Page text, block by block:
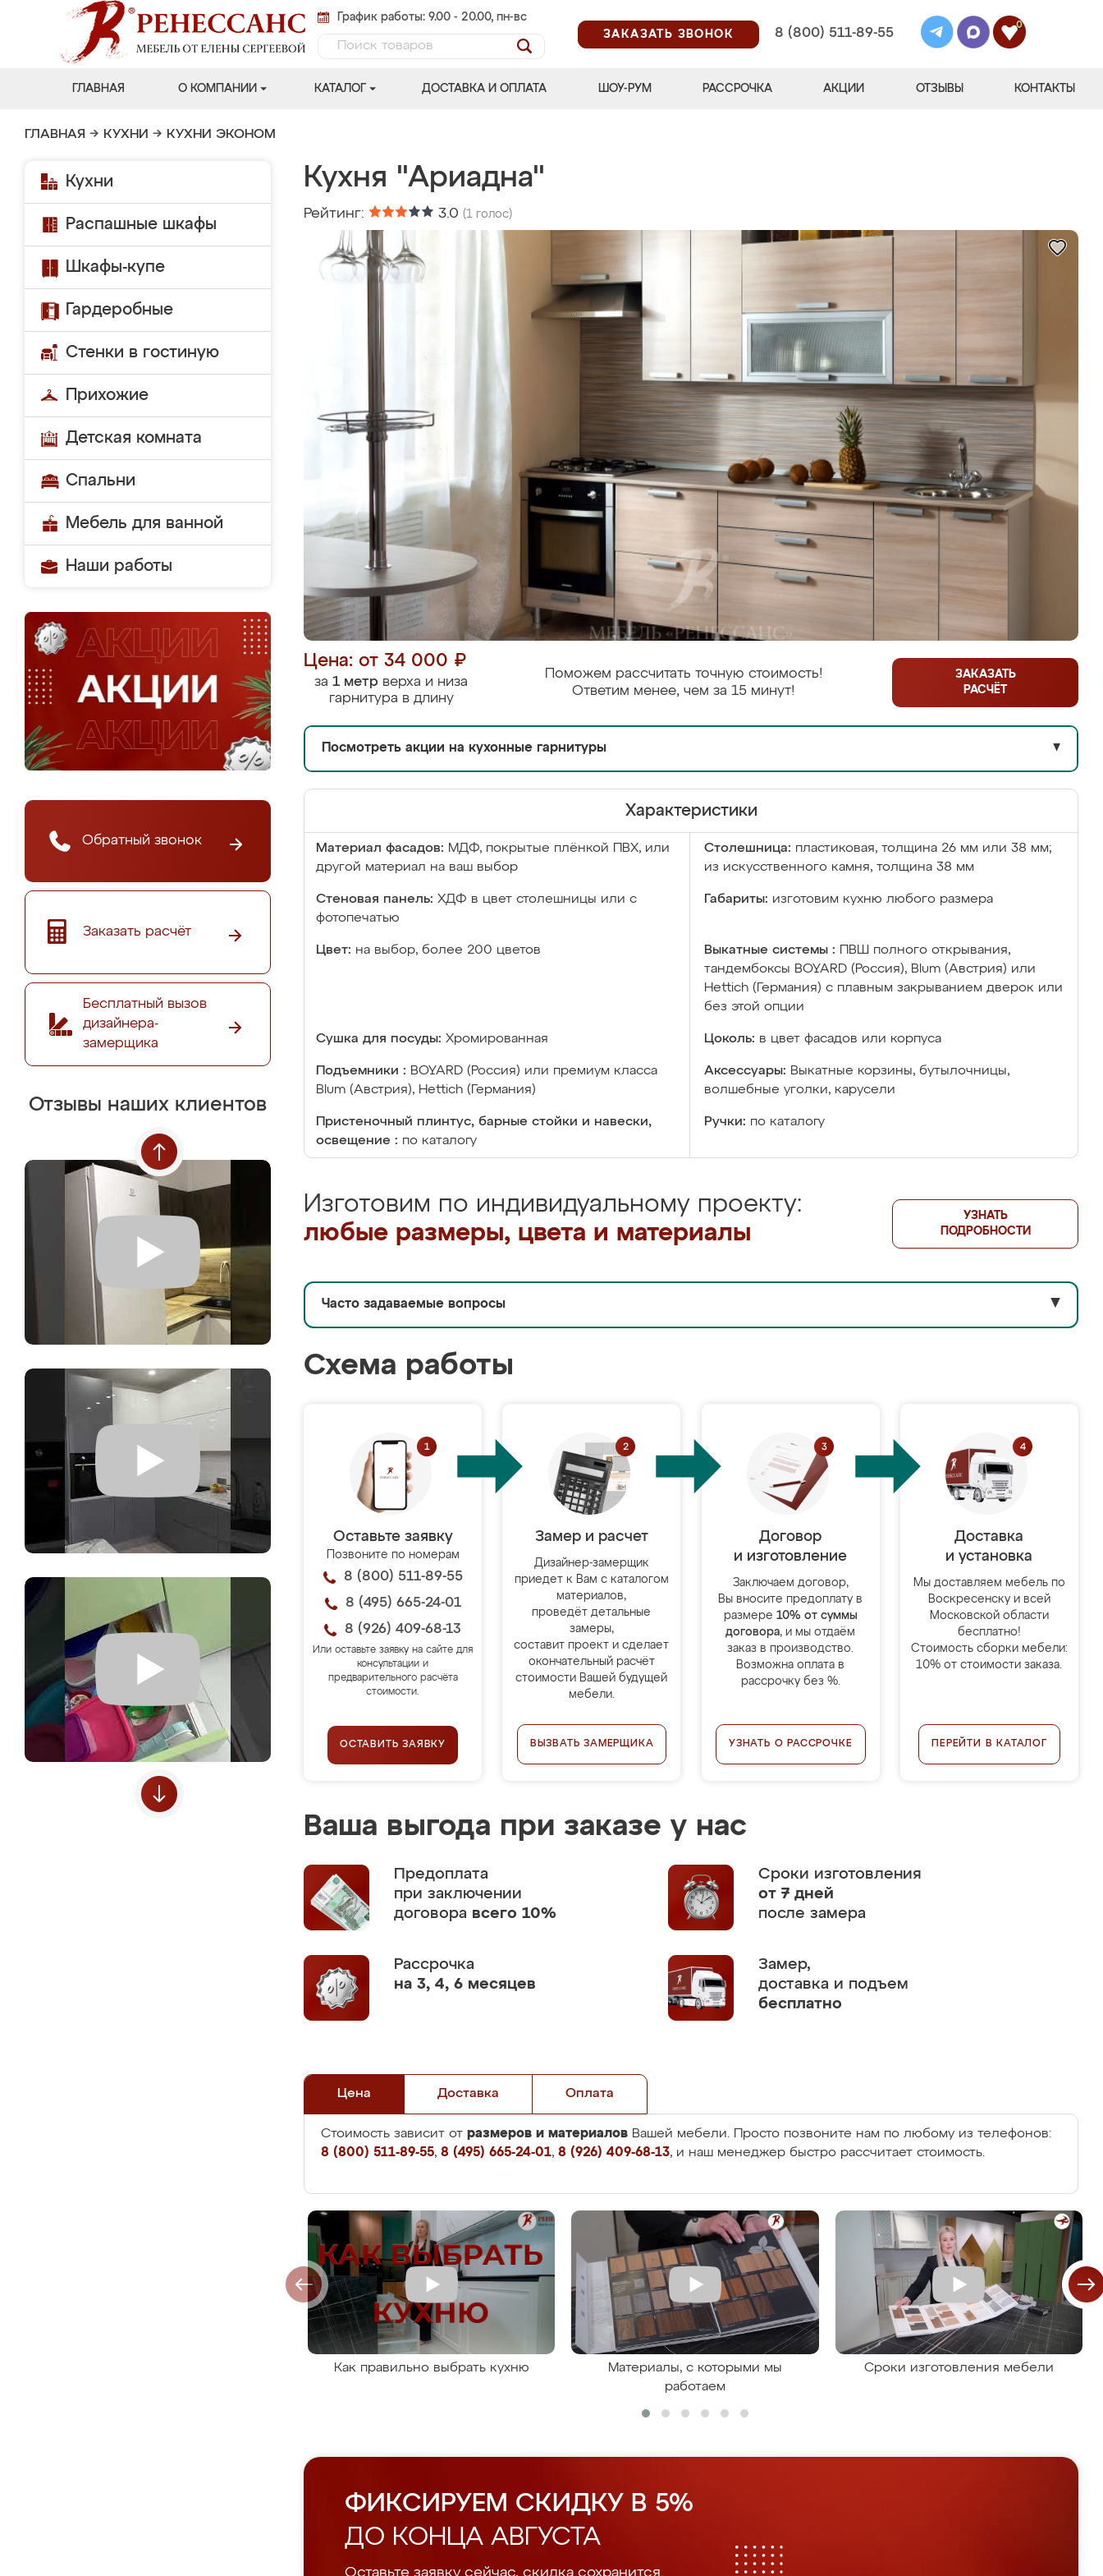
График работы: 9.00 - 20.00, пн-вс
ЗАКАЗАТЬ ЗВОНОК
8 (800) 511-89-55
0
ГЛАВНАЯ О КОМПАНИИ КАТАЛОГ ДОСТАВКА И ОПЛАТА ШОУ-РУМ РАССРОЧКА АКЦИИ ОТЗЫВЫ КОНТАКТЫ
ГЛАВНАЯ → КУХНИ → КУХНИ ЭКОНОМ
Кухни
Распашные шкафы
Шкафы-купе
Гардеробные
Стенки в гостиную
Прихожие
Детская комната
Спальни
Мебель для ванной
Наши работы
Обратный звонок
Заказать расчёт
Бесплатный вызов
дизайнера-
замерщика
Отзывы наших клиентов
Кухня "Ариадна"
Рейтинг: 3.0 (1 голос)
Цена: от 34 000 ₽
за 1 метр верха и низа
гарнитура в длину
Поможем рассчитать точную стоимость!
Ответим менее, чем за 15 минут!
ЗАКАЗАТЬ
РАСЧЁТ
Посмотреть акции на кухонные гарнитуры ▼
Характеристики
Материал фасадов: МДФ, покрытые плёнкой ПВХ, или
другой материал на ваш выбор
Столешница: пластиковая, толщина 26 мм или 38 мм;
из искусственного камня, толщина 38 мм
Стеновая панель: ХДФ в цвет столешницы или с
фотопечатью
Габариты: изготовим кухню любого размера
Цвет: на выбор, более 200 цветов Выкатные системы :
ПВШ полного открывания,
тандембоксы BOYARD (Россия), Blum (Австрия) или
Hettich (Германия) с плавным закрыванием дверок или
без этой опции
Сушка для посуды: Хромированная Цоколь: в цвет фасадов или корпуса
Подъемники : BOYARD (Россия) или премиум класса
Blum (Австрия), Hettich (Германия)
Аксессуары: Выкатные корзины, бутылочницы,
волшебные уголки, карусели
Пристеночный плинтус, барные стойки и навески,
освещение : по каталогу
Ручки: по каталогу
Изготовим по индивидуальному проекту:
любые размеры, цвета и материалы
УЗНАТЬ
ПОДРОБНОСТИ
Часто задаваемые вопросы ▼
Схема работы
Оставьте заявку
Позвоните по номерам
8 (800) 511-89-55
8 (495) 665-24-01
8 (926) 409-68-13
Или оставьте заявку на сайте для
консультации и
предварительного расчёта
стоимости.
ОСТАВИТЬ ЗАЯВКУ
Замер и расчет
Дизайнер-замерщик
приедет к Вам с каталогом
материалов,
проведёт детальные
замеры,
составит проект и сделает
окончательный расчёт
стоимости Вашей будущей
мебели.
ВЫЗВАТЬ ЗАМЕРЩИКА
Договор
и изготовление
Заключаем договор,
Вы вносите предоплату в
размере 10% от суммы
договора, и мы отдаём
заказ в производство.
Возможна оплата в
рассрочку без %.
УЗНАТЬ О РАССРОЧКЕ
Доставка
и установка
Мы доставляем мебель по
Воскресенску и всей
Московской области
бесплатно!
Стоимость сборки мебели:
10% от стоимости заказа.
ПЕРЕЙТИ В КАТАЛОГ
Ваша выгода при заказе у нас
Предоплата
при заключении
договора всего 10%
Сроки изготовления
от 7 дней
после замера
Рассрочка
на 3, 4, 6 месяцев
Замер,
доставка и подъем
бесплатно
Цена Доставка Оплата
Стоимость зависит от размеров и материалов Вашей мебели. Просто позвоните нам по любому из телефонов:
8 (800) 511-89-55, 8 (495) 665-24-01, 8 (926) 409-68-13, и наш менеджер быстро рассчитает стоимость.
Как правильно выбрать кухню
Материалы, с которыми мы
работаем
Сроки изготовления мебели
ФИКСИРУЕМ СКИДКУ В 5%
ДО КОНЦА АВГУСТА
Оставьте заявку сейчас, скидка сохранится.